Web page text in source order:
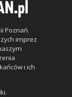
Poznań.
imprez
i ich